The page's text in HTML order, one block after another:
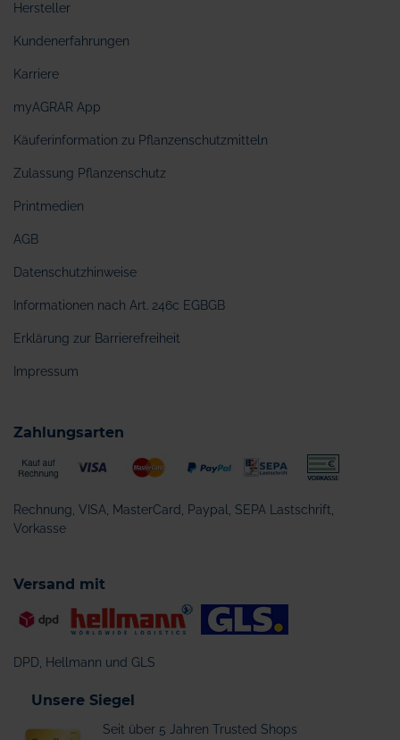
Hersteller
Kundenerfahrungen
Karriere
myAGRAR App
Käuferinformation zu Pflanzenschutzmitteln
Zulassung Pflanzenschutz
Printmedien
AGB
Datenschutzhinweise
Informationen nach Art. 246c EGBGB
Erklärung zur Barrierefreiheit
Impressum
Zahlungsarten
Rechnung, VISA, MasterCard, Paypal, SEPA Lastschrift,
Vorkasse
Versand mit
DPD, Hellmann und GLS
Unsere Siegel
Seit über 5 Jahren Trusted Shops